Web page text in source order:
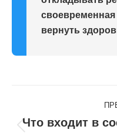
вернуть
Навигация
по
Что входит в